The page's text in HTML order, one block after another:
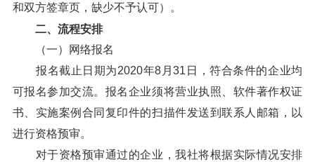
和双方签章页，缺少不予认可）。
二、流程安排
（一）网络报名
报名截止日期为2020年8月31日，符合条件的企业均
可报名参加交流。报名企业须将营业执照、软件著作权证
书、实施案例合同复印件的扫描件发送到联系人邮箱，以
进行资格预审。
对于资格预审通过的企业，我社将根据实际情况安排